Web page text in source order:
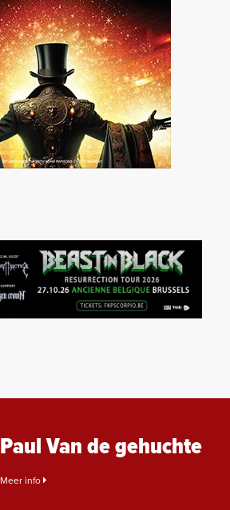
Paul Van de gehuchte
Meer info